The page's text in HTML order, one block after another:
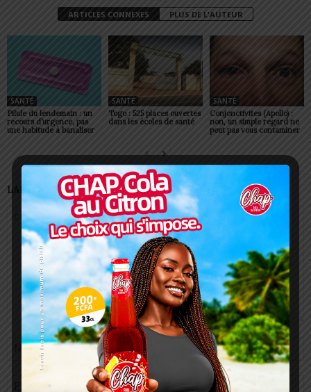
ARTICLES CONNEXES PLUS DE L'AUTEUR
SANTÉ
Pilule du lendemain : un
recours d’urgence, pas
une habitude à banaliser
SANTÉ
Togo : 525 places ouvertes
dans les écoles de santé
SANTÉ
Conjonctivites (Apollo) :
non, un simple regard ne
peut pas vous contaminer
LAISSER UN COMMENTAIRE